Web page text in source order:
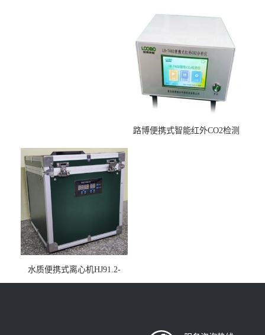
路博便携式智能红外CO2检测
水质便携式离心机HJ91.2-
2022地表水总磷监测内置有